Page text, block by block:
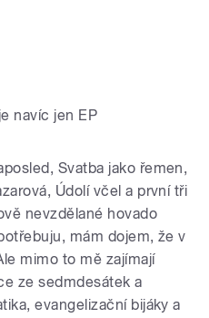
navíc jen EP
Svatba jako řemen,
Údolí včel a první tři
nevzdělané hovado
mám dojem, že v
mimo to mě zajímají
ze sedmdesátek a
evangelizační bijáky a